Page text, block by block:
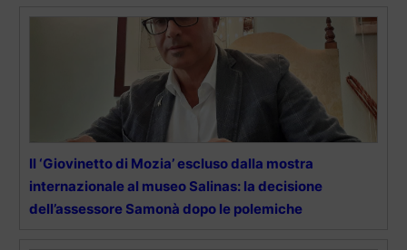
Il ‘Giovinetto di Mozia’ escluso dalla mostra
internazionale al museo Salinas: la decisione
dell’assessore Samonà dopo le polemiche